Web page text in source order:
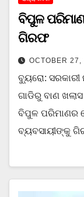
ବିପୁଳ
ଗିରଫ
OCTOBER 27,
ବ୍ୟୁରୋ:
ଗାଡିରୁ ବାଣ
ବିପୁଳ ପରିମାଣର
ବ୍ୟବସାୟୀଙ୍କୁ